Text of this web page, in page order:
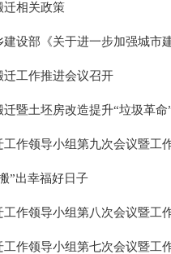
迁相关政策
设部《关于进一步加强城市
工作推进会议召开
暨土坯房改造提升“垃圾革命
作领导小组第九次会议暨工
”出幸福好日子
作领导小组第八次会议暨工
作领导小组第七次会议暨工